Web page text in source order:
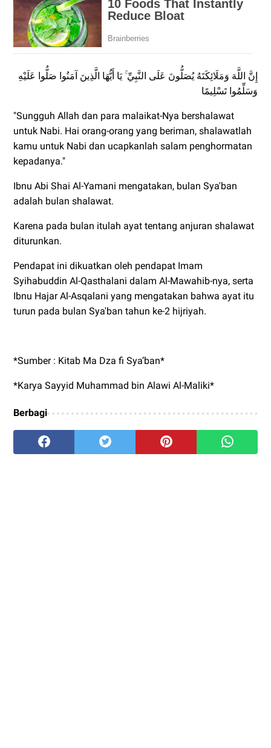
إِنَّ اللَّهَ وَمَلَائِكَتَهُ يُصَلُّونَ عَلَى النَّبِيِّ ۚ يَا أَيُّهَا الَّذِينَ آمَنُوا صَلُّوا عَلَيْهِ
وَسَلِّمُوا تَسْلِيمًا
"Sungguh Allah dan para malaikat-Nya bershalawat
untuk Nabi. Hai orang-orang yang beriman, shalawatlah
kamu untuk Nabi dan ucapkanlah salam penghormatan
kepadanya."
Ibnu Abi Shai Al-Yamani mengatakan, bulan Sya'ban
adalah bulan shalawat.
Karena pada bulan itulah ayat tentang anjuran shalawat
diturunkan.
Pendapat ini dikuatkan oleh pendapat Imam
Syihabuddin Al-Qasthalani dalam Al-Mawahib-nya, serta
Ibnu Hajar Al-Asqalani yang mengatakan bahwa ayat itu
turun pada bulan Sya'ban tahun ke-2 hijriyah.
*Sumber : Kitab Ma Dza fi Sya’ban*
*Karya Sayyid Muhammad bin Alawi Al-Maliki*
Berbagi